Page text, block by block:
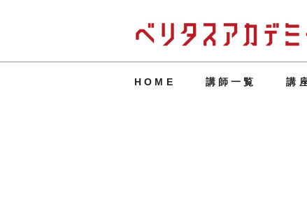
HOME 講師一覧 講